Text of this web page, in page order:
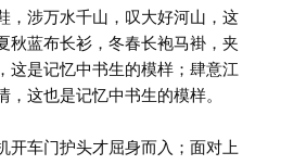
，涉万水千山，叹大好河山，这
秋蓝布长衫，冬春长袍马褂，夹
这是记忆中书生的模样；肆意江
这也是记忆中书生的模样。
开车门护头才屈身而入；面对上